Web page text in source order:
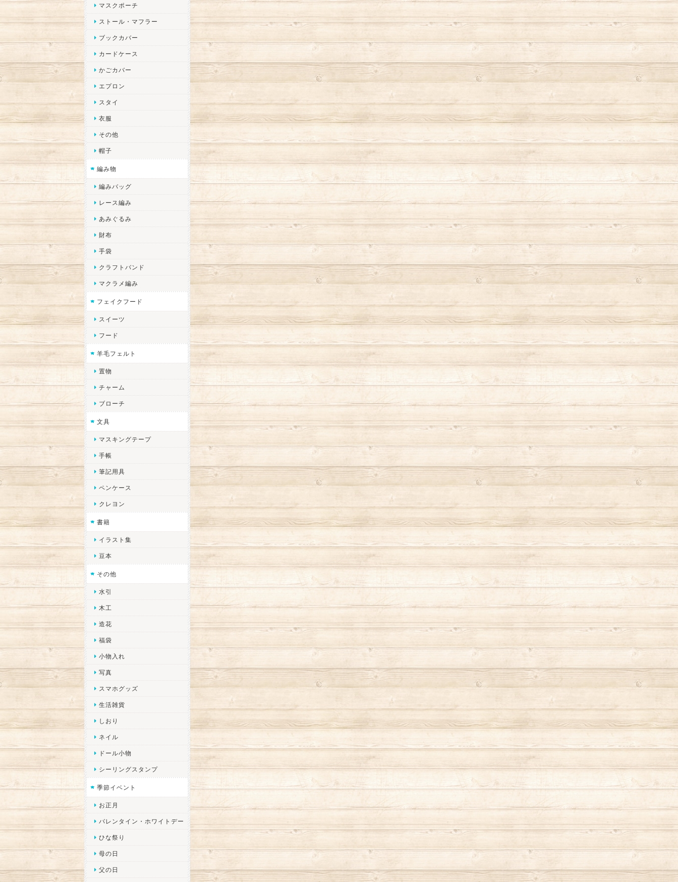
マスクポーチ
ストール・マフラー
ブックカバー
カードケース
かごカバー
エプロン
スタイ
衣服
その他
帽子
編み物
編みバッグ
レース編み
あみぐるみ
財布
手袋
クラフトバンド
マクラメ編み
フェイクフード
スイーツ
フード
羊毛フェルト
置物
チャーム
ブローチ
文具
マスキングテープ
手帳
筆記用具
ペンケース
クレヨン
書籍
イラスト集
豆本
その他
水引
木工
造花
福袋
小物入れ
写真
スマホグッズ
生活雑貨
しおり
ネイル
ドール小物
シーリングスタンプ
季節イベント
お正月
バレンタイン・ホワイトデー
ひな祭り
母の日
父の日